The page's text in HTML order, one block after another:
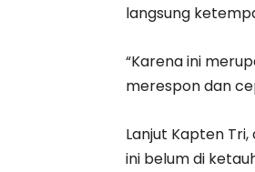
langsung
“Karena ini
merespon dan
Lanjut Kapten
ini belum di